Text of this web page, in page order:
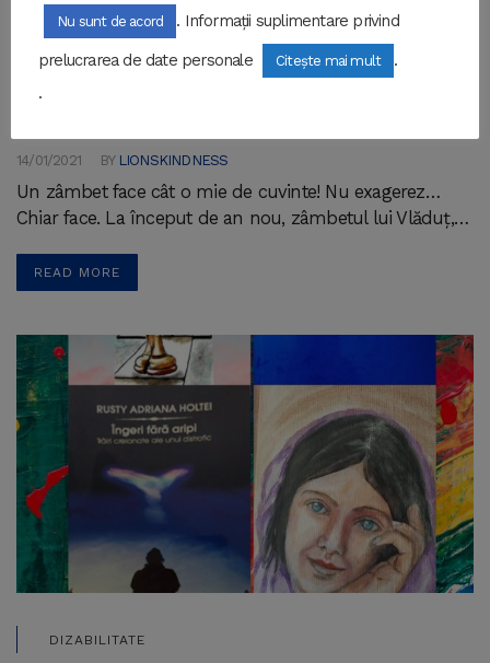
DIZABILITATE
Un zâmbet face cât o mie de
14/01/2021 BY LIONSKINDNESS
Un zâmbet face cât o mie de cuvinte! Nu exagerez…
Chiar face. La început de an nou, zâmbetul lui Vlăduț,…
READ MORE
DIZABILITATE
Nu sunt de acord
. Informații suplimentare privind
prelucrarea de date personale
Citește mai mult
.
.